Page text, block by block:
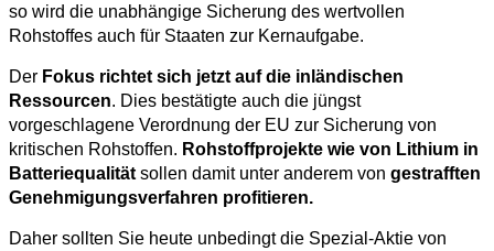
so wird die unabhängige Sicherung des wertvollen
Rohstoffes auch für Staaten zur Kernaufgabe.
Der Fokus richtet sich jetzt auf die inländischen
Ressourcen. Dies bestätigte auch die jüngst
vorgeschlagene Verordnung der EU zur Sicherung von
kritischen Rohstoffen. Rohstoffprojekte wie von Lithium in
Batteriequalität sollen damit unter anderem von gestrafften
Genehmigungsverfahren profitieren.
Daher sollten Sie heute unbedingt die Spezial-Aktie von